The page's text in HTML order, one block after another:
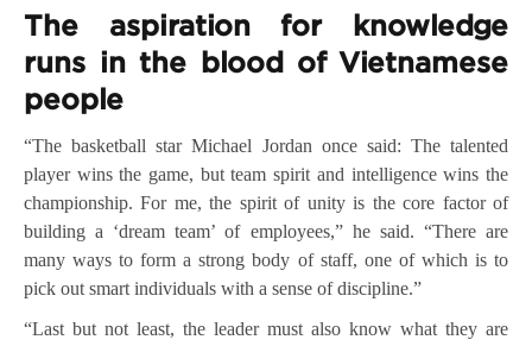
The aspiration for knowledge
runs in the blood of Vietnamese
people
“The basketball star Michael Jordan once said: The talented
player wins the game, but team spirit and intelligence wins the
championship. For me, the spirit of unity is the core factor of
building a ‘dream team’ of employees,” he said. “There are
many ways to form a strong body of staff, one of which is to
pick out smart individuals with a sense of discipline.”
“Last but not least, the leader must also know what they are